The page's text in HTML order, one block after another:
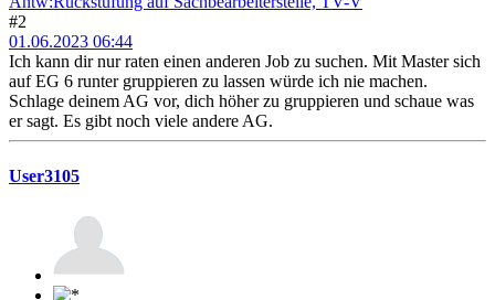
#2
01.06.2023 06:44
Ich kann dir nur raten einen anderen Job zu suchen. Mit Master sich
auf EG 6 runter gruppieren zu lassen würde ich nie machen.
Schlage deinem AG vor, dich höher zu gruppieren und schaue was
er sagt. Es gibt noch viele andere AG.
User3105